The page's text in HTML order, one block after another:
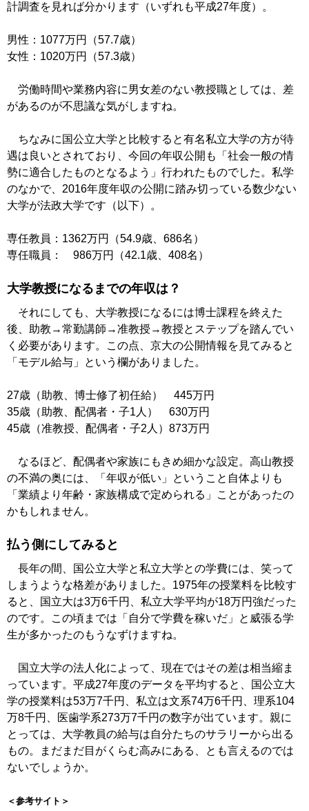
計調査を見れば分かります（いずれも平成27年度）。
男性：1077万円（57.7歳）
女性：1020万円（57.3歳）
労働時間や業務内容に男女差のない教授職としては、差
があるのが不思議な気がしますね。
ちなみに国公立大学と比較すると有名私立大学の方が待
遇は良いとされており、今回の年収公開も「社会一般の情
勢に適合したものとなるよう」行われたものでした。私学
のなかで、2016年度年収の公開に踏み切っている数少ない
大学が法政大学です（以下）。
専任教員：1362万円（54.9歳、686名）
専任職員： 986万円（42.1歳、408名）
大学教授になるまでの年収は？
それにしても、大学教授になるには博士課程を終えた
後、助教→常勤講師→准教授→教授とステップを踏んでい
く必要があります。この点、京大の公開情報を見てみると
「モデル給与」という欄がありました。
27歳（助教、博士修了初任給） 445万円
35歳（助教、配偶者・子1人） 630万円
45歳（准教授、配偶者・子2人）873万円
なるほど、配偶者や家族にもきめ細かな設定。高山教授
の不満の奥には、「年収が低い」ということ自体よりも
「業績より年齢・家族構成で定められる」ことがあったの
かもしれません。
払う側にしてみると
長年の間、国公立大学と私立大学との学費には、笑って
しまうような格差がありました。1975年の授業料を比較す
ると、国立大は3万6千円、私立大学平均が18万円強だった
のです。この頃までは「自分で学費を稼いだ」と威張る学
生が多かったのもうなずけますね。
国立大学の法人化によって、現在ではその差は相当縮ま
っています。平成27年度のデータを平均すると、国公立大
学の授業料は53万7千円、私立は文系74万6千円、理系104
万8千円、医歯学系273万7千円の数字が出ています。親に
とっては、大学教員の給与は自分たちのサラリーから出る
もの。まだまだ目がくらむ高みにある、とも言えるのでは
ないでしょうか。
＜参考サイト＞